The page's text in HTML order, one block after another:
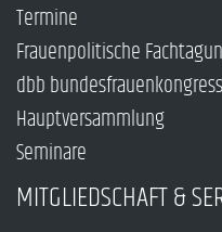
Termine
Frauenpolitische
dbb
Hauptversammlung
Seminare
MITGLIEDSCHAFT &